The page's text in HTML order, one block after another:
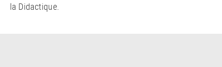
la Didactique.